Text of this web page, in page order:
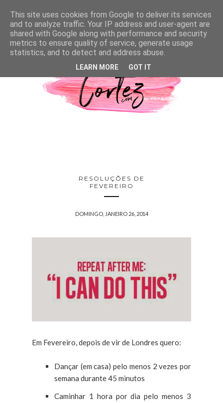
RESOLUÇÕES DE
FEVEREIRO
DOMINGO, JANEIRO 26, 2014
Em Fevereiro, depois de vir de Londres quero:
Dançar (em casa) pelo menos 2 vezes por
semana durante 45 minutos
Caminhar 1 hora por dia pelo menos 3
This site uses cookies from Google to deliver its services
and to analyze traffic. Your IP address and user-agent are
shared with Google along with performance and security
metrics to ensure quality of service, generate usage
statistics, and to detect and address abuse.
LEARN MORE GOT IT